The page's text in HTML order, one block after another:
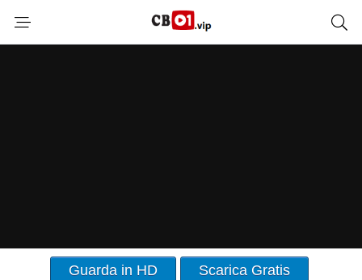
Guarda in HD Scarica Gratis